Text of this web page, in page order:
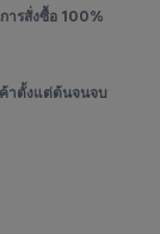
ารสั่งซื้อ 100%
าตั้งแต่ต้นจนจบ